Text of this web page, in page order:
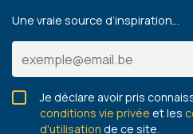
Une vraie source d’inspiration…
Je déclare avoir pris
conditions vie privée et les
d'utilisation de ce site.